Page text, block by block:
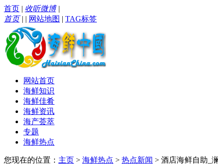
首页 | 收听微博|
首页| | 网站地图 | TAG标签
网站首页
海鲜知识
海鲜佳肴
海鲜资讯
海产荟萃
专题
海鲜热点
您现在的位置： 主页 > 海鲜热点 > 热点新闻 > 酒店海鲜自助_